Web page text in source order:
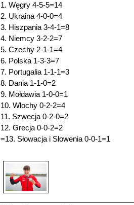
1. Węgry 4-5-5=14
2. Ukraina 4-0-0=4
3. Hiszpania 3-4-1=8
4. Niemcy 3-2-2=7
5. Czechy 2-1-1=4
6. Polska 1-3-3=7
7. Portugalia 1-1-1=3
8. Dania 1-1-0=2
9. Mołdawia 1-0-0=1
10. Włochy 0-2-2=4
11. Szwecja 0-2-0=2
12. Grecja 0-0-2=2
=13. Słowacja i Słowenia 0-0-1=1